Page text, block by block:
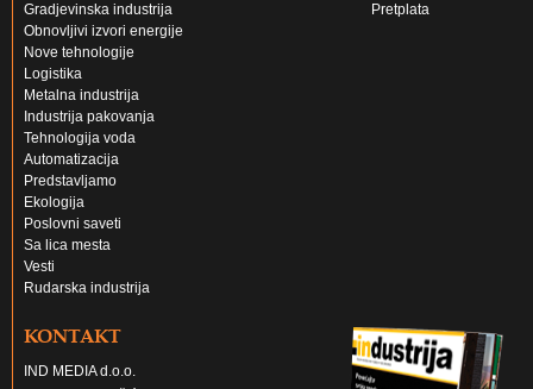
Gradjevinska industrija
Obnovljivi izvori energije
Nove tehnologije
Logistika
Metalna industrija
Industrija pakovanja
Tehnologija voda
Automatizacija
Predstavljamo
Ekologija
Poslovni saveti
Sa lica mesta
Vesti
Rudarska industrija
Pretplata
KONTAKT
IND MEDIA d.o.o.